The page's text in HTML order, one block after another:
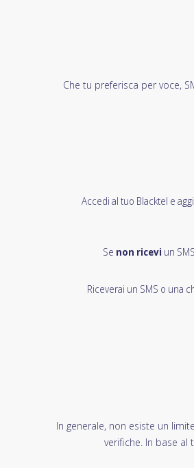
Che tu preferisca per voce,
Accedi al tuo Blacktel e
Se non ricevi un
Riceverai un SMS o una
In generale, non esiste un
verifiche. In base